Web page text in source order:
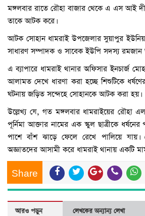
মঙ্গলবার রাতে রৌহা বাজার থেকে এ এস আই
তাকে আটক করে।
আটক সোহান ধামরাই উপজেলার সুয়াপুর
সাধারণ সম্পাদক ও সাবেক ইউপি সদস্য রমজান
এ ব্যাপারে ধামরাই থানার অফিসার ইনচার্জ
আলামত দেখে ধারণা করা হচ্ছে শিশুটিকে
ঘটনায় জড়িত সন্দেহে সোহানকে আটক করা হয়।
উল্লেখ্য যে, গত মঙ্গলবার ধামরাইয়ের রৌহা
পূর্নিমা আক্তার নামের এক স্কুল ছাত্রীকে
পাশে বাঁশ ঝাড়ে ফেলে রেখে পালিয়ে যায়।
অজ্ঞাতদের আসামী করে ধামরাই থানায় একটি
Share
আরও পড়ুন লেখকের অন্যান্য লেখা